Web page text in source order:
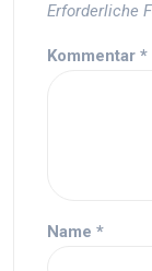
Erforderliche
Kommentar *
Name *